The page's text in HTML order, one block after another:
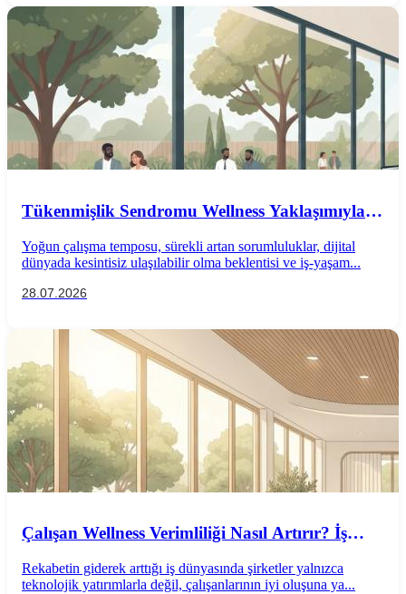
Tükenmişlik Sendromu Wellness Yaklaşımıyla
Yoğun çalışma temposu, sürekli artan sorumluluklar, dijital
dünyada kesintisiz ulaşılabilir olma beklentisi ve iş-yaşam...
28.07.2026
Çalışan Wellness Verimliliği Nasıl Artırır? İş
Uygulamaları
Rekabetin giderek arttığı iş dünyasında şirketler yalnızca
teknolojik yatırımlarla değil, çalışanlarının iyi oluşuna ya...